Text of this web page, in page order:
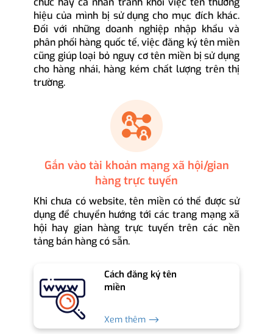
hiệu của mình bị sử dụng cho mục đích khác.
Đối với những doanh nghiệp nhập khẩu và
phân phối hàng quốc tế, việc đăng ký tên miền
cũng giúp loại bỏ nguy cơ tên miền bị sử dụng
cho hàng nhái, hàng kém chất lượng trên thị
trường.
Gắn vào tài khoản mạng xã hội/gian
hàng trực tuyến
Khi chưa có website, tên miền có thể được sử
dụng để chuyển hướng tới các trang mạng xã
hội hay gian hàng trực tuyến trên các nền
tảng bán hàng có sẵn.
Cách đăng ký tên
miền
Xem thêm ⟶